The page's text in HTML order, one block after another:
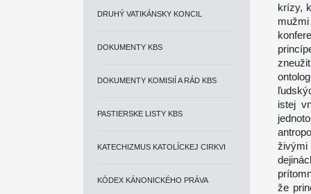
DRUHÝ VATIKÁNSKY KONCIL
DOKUMENTY KBS
DOKUMENTY KOMISIÍ A RÁD KBS
PASTIERSKE LISTY KBS
KATECHIZMUS KATOLÍCKEJ CIRKVI
KÓDEX KÁNONICKÉHO PRÁVA
krízy,
istej
živými
že